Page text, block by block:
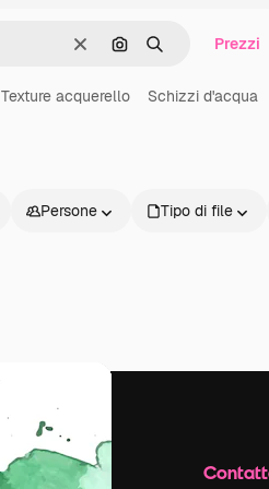
CancellaCerca per immagine
Ricerca Prezzi
Texture acquerello Schizzi d'acqua
Persone Tipo di file
Azienda